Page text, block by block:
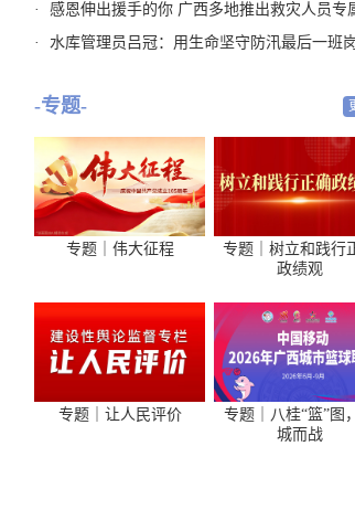
·
感恩伸出援手的你 广西多地推出救灾人员专属福
·
水库管理员吕冠：用生命坚守防汛最后一班
-专题-
专题｜伟大征程
专题｜树立和践行
政绩观
专题｜让人民评价
专题｜八桂“篮”图
城而战